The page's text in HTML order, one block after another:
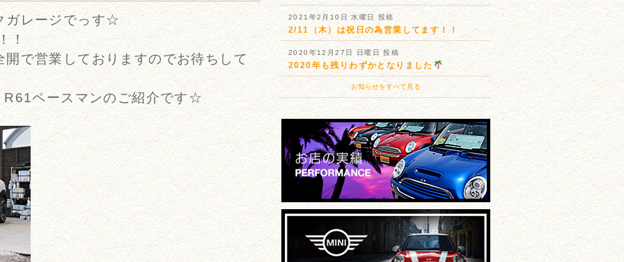
ガレージでっす☆
！
で営業しておりますのでお待ちして
R61ペースマンのご紹介です☆
2021年2月10日 水曜日 投稿
2/11（木）は祝日の為営業してます！！
2020年12月27日 日曜日 投稿
2020年も残りわずかとなりました
お知らせをすべて見る